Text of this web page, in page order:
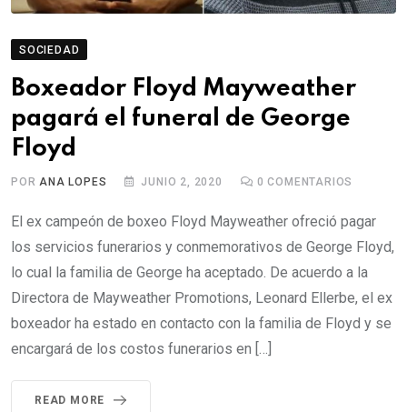
SOCIEDAD
Boxeador Floyd Mayweather
pagará el funeral de George
Floyd
PORANA LOPES JUNIO 2, 2020 0 COMENTARIOS
El ex campeón de boxeo Floyd Mayweather ofreció pagar
los servicios funerarios y conmemorativos de George Floyd,
lo cual la familia de George ha aceptado. De acuerdo a la
Directora de Mayweather Promotions, Leonard Ellerbe, el ex
boxeador ha estado en contacto con la familia de Floyd y se
encargará de los costos funerarios en […]
READ MORE